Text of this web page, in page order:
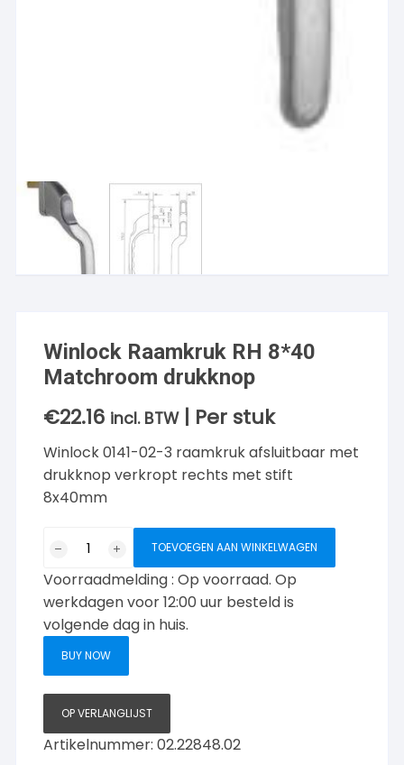
Winlock Raamkruk RH 8*40
Matchroom drukknop
€22.16 incl. BTW | Per stuk
Winlock 0141-02-3 raamkruk afsluitbaar met
drukknop verkropt rechts met stift
8x40mm
Raamkruk
RH
8*40
Matchroom
TOEVOEGEN AAN WINKELWAGEN
Voorraadmelding : Op voorraad. Op
werkdagen voor 12:00 uur besteld is
volgende dag in huis.
BUY NOW
OP VERLANGLIJST
Artikelnummer:02.22848.02